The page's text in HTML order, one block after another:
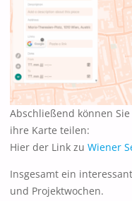
Abschließend können
ihre Karte teilen:
Hier der Link zu Wiener
Insgesamt ein
und Projektwochen.